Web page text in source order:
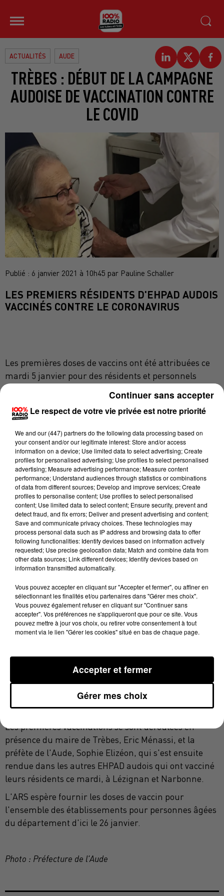
ACTUALITÉS AUDE
TRÈBES : DÉBUT DE LA CAMPAGNE
AUDOISE DE VACCINATION CONTRE
LE COVID
Publié : 6 janvier 2021 à 10h45 par Pauline Schaller
LES PREMIERS RÉSIDENTS D'EHPAD AUDOIS
VACCINÉS CONTRE LE CORONAVIRUS
Les premières doses de vaccins ont été attribuées ce
mardi 5 janvier pour des résidents et personnels
d'EHPAD dans l'Aude.
départmeent à l'EHPAD Madeleine de Garets de
Trèbes. Au total, 42 des 46 résidents de cet
établissement pour personnnes âgées ont reçu la
piqûre. Michel, 93 ans, a été le 1er Audois à se faire
vacciner. Il livre un témoignage plein de solidarité.
Michel, 1er vacciné de l'Aude
Des vaccinations, donc, sur la base du volontariat.
et qui ne sont plus aptes à prendre la décision, c'est la
famille qui a dû donner son consentement. Patrick a
sa maman résidente dans l'EHPAD. Il n'était pas
rassuré à l'idée qu'on lui administre le vaccin. Il a
Patrick, fils de résidente
Les premières vaccinations se sont déroulées en
présence du maire de Trèbes, Eric Ménassi, et la
préfète de l'Aude, Sophie Elizéon, qui s'est ensuite
rendue dans les autres EHPAD audois qui ont vacciné
leurs résidents ce mardi, à Lézignan et Narbonne.
L'ARS espère fournir les doses de vaccin pour
l'ensemble des établissements pour personnes âgées
du département d'ici le 26 janvier.
Photo : Préfecture de l'Aude
Le respect de votre vie privée est notre priorité
We and our (447) partnersdo the following data processing based on
your consent and/or our legitimate interest: Store and/or access
information on a device; Use limited data to select advertising; Create
profiles for personalised advertising; Use profiles to select personalised
advertising; Measure advertising performance; Measure content
performance; Understand audiences through statistics or combinations
of data from different sources; Develop and improve services; Create
profiles to personalise content; Use profiles to select personalised
content; Use limited data to select content; Ensure security, prevent and
detect fraud, and fix errors; Deliver and present advertising and content;
Save and communicate privacy choices. These technologies may
process personal data such as IP address and browsing data to offer
following functionalities: Identify devices based on information actively
requested; Use precise geolocation data; Match and combine data from
other data sources; Link different devices; Identify devices based on
information transmitted automatically.
Vous pouvez accepter en cliquant sur "Accepter et fermer", ou affiner en
sélectionnant les finalités et/ou partenaires dans "Gérer mes choix".
Vous pouvez également refuser en cliquant sur "Continuer sans
accepter". Vos préférences ne s'appliqueront que pour ce site. Vous
pouvez mettre à jour vos choix, ou retirer votre consentement à tout
moment via le lien "Gérer les cookies" situé en bas de chaque page.
Gérer mes choix
Accepter et fermer
Continuer sans accepter